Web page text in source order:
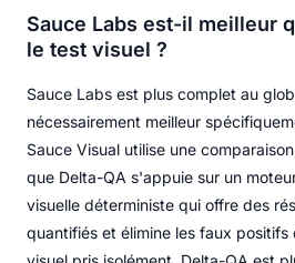
Sauce Labs est-il meilleur
le test visuel ?
Sauce Labs est plus complet au
nécessairement meilleur
Sauce Visual utilise une
que Delta-QA s'appuie sur un
visuelle déterministe qui offre des
quantifiés et élimine les faux positifs